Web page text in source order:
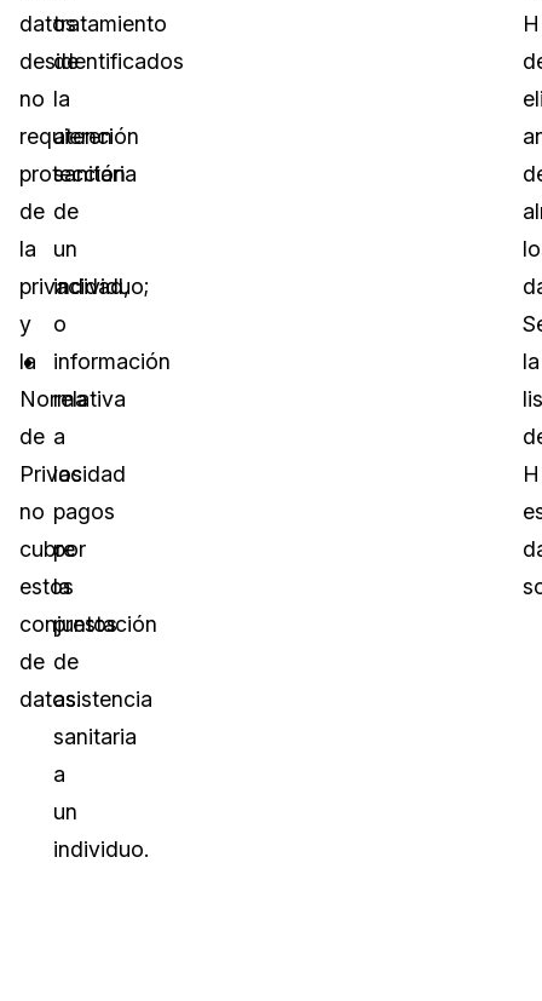
tratamiento
de
la
atención
sanitaria
de
un
individuo;
o
información
relativa
a
los
pagos
por
la
prestación
de
asistencia
sanitaria
a
un
individuo.
datos
desidentificados
no
requieren
protección
de
la
privacidad,
y
la
Norma
de
Privacidad
no
cubre
estos
conjuntos
de
datos.
la